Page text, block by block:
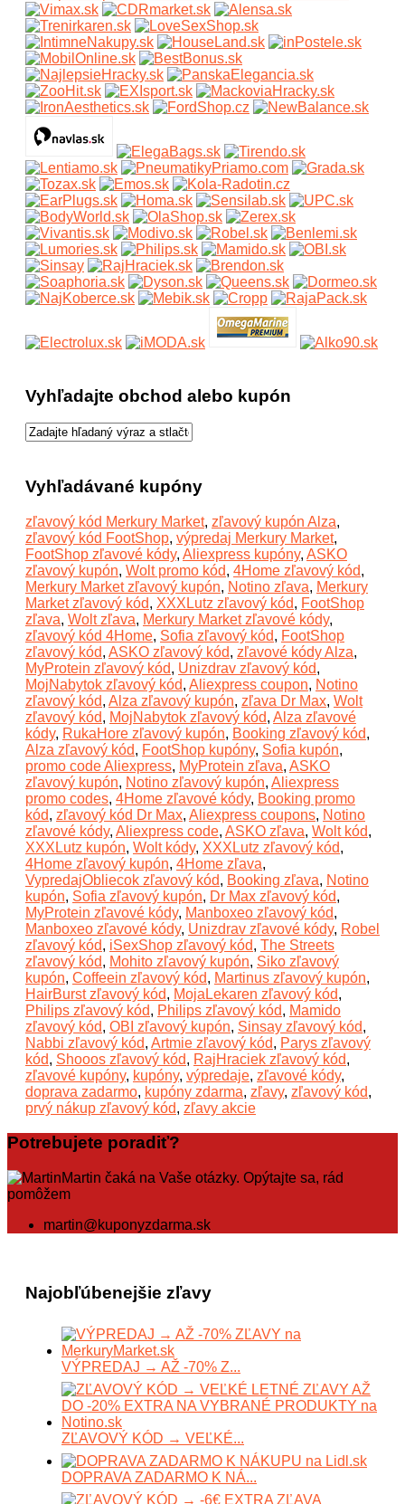
Vyhľadajte obchod alebo kupón
Vyhľadávané kupóny
zľavový kód Merkury Market, zľavový kupón Alza,
zľavový kód FootShop, výpredaj Merkury Market,
FootShop zľavové kódy, Aliexpress kupóny, ASKO
zľavový kupón, Wolt promo kód, 4Home zľavový kód,
Merkury Market zľavový kupón, Notino zľava, Merkury
Market zľavový kód, XXXLutz zľavový kód, FootShop
zľava, Wolt zľava, Merkury Market zľavové kódy,
zľavový kód 4Home, Sofia zľavový kód, FootShop
zľavový kód, ASKO zľavový kód, zľavové kódy Alza,
MyProtein zľavový kód, Unizdrav zľavový kód,
MojNabytok zľavový kód, Aliexpress coupon, Notino
zľavový kód, Alza zľavový kupón, zľava Dr Max, Wolt
zľavový kód, MojNabytok zľavový kód, Alza zľavové
kódy, RukaHore zľavový kupón, Booking zľavový kód,
Alza zľavový kód, FootShop kupóny, Sofia kupón,
promo code Aliexpress, MyProtein zľava, ASKO
zľavový kupón, Notino zľavový kupón, Aliexpress
promo codes, 4Home zľavové kódy, Booking promo
kód, zľavový kód Dr Max, Aliexpress coupons, Notino
zľavové kódy, Aliexpress code, ASKO zľava, Wolt kód,
XXXLutz kupón, Wolt kódy, XXXLutz zľavový kód,
4Home zľavový kupón, 4Home zľava,
VypredajObliecok zľavový kód, Booking zľava, Notino
kupón, Sofia zľavový kupón, Dr Max zľavový kód,
MyProtein zľavové kódy, Manboxeo zľavový kód,
Manboxeo zľavové kódy, Unizdrav zľavové kódy, Robel
zľavový kód, iSexShop zľavový kód, The Streets
zľavový kód, Mohito zľavový kupón, Siko zľavový
kupón, Coffeein zľavový kód, Martinus zľavový kupón,
HairBurst zľavový kód, MojaLekaren zľavový kód,
Philips zľavový kód, Philips zľavový kód, Mamido
zľavový kód, OBI zľavový kupón, Sinsay zľavový kód,
Nabbi zľavový kód, Artmie zľavový kód, Parys zľavový
kód, Shooos zľavový kód, RajHraciek zľavový kód,
zľavové kupóny, kupóny, výpredaje, zľavové kódy,
doprava zadarmo, kupóny zdarma, zľavy, zľavový kód,
prvý nákup zľavový kód, zľavy akcie
Potrebujete poradiť?
Martin čaká na Vaše otázky. Opýtajte sa, rád
pomôžem
martin@kuponyzdarma.sk
Najobľúbenejšie zľavy
VÝPREDAJ → AŽ -70% Z...
ZĽAVOVÝ KÓD → VEĽKÉ...
DOPRAVA ZADARMO K NÁ...